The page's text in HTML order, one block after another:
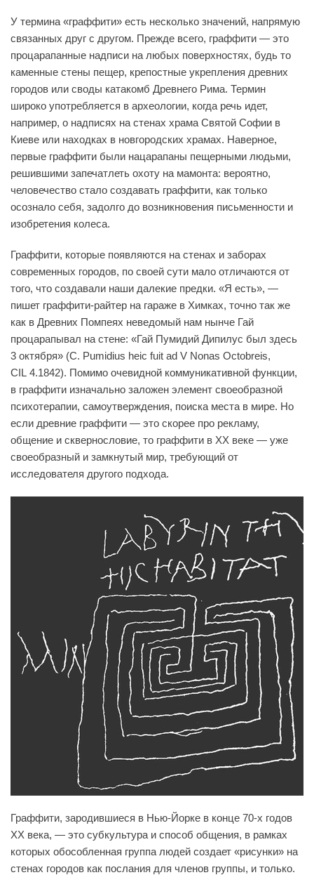
У термина «граффити» есть несколько значений, напрямую
связанных друг с другом. Прежде всего, граффити — это
процарапанные надписи на любых поверхностях, будь то
каменные стены пещер, крепостные укрепления древних
городов или своды катакомб Древнего Рима. Термин
широко употребляется в археологии, когда речь идет,
например, о надписях на стенах храма Святой Софии в
Киеве или находках в новгородских храмах. Наверное,
первые граффити были нацарапаны пещерными людьми,
решившими запечатлеть охоту на мамонта: вероятно,
человечество стало создавать граффити, как только
осознало себя, задолго до возникновения письменности и
изобретения колеса.
Граффити, которые появляются на стенах и заборах
современных городов, по своей сути мало отличаются от
того, что создавали наши далекие предки. «Я есть», —
пишет граффити-райтер на гараже в Химках, точно так же
как в Древних Помпеях неведомый нам нынче Гай
процарапывал на стене: «Гай Пумидий Дипилус был здесь
3 октября» (C. Pumidius heic fuit ad V Nonas Octobreis,
CIL 4.1842). Помимо очевидной коммуникативной функции,
в граффити изначально заложен элемент своеобразной
психотерапии, самоутверждения, поиска места в мире. Но
если древние граффити — это скорее про рекламу,
общение и сквернословие, то граффити в XX веке — уже
своеобразный и замкнутый мир, требующий от
исследователя другого подхода.
Граффити, зародившиеся в Нью-Йорке в конце 70-х годов
XX века, — это субкультура и способ общения, в рамках
которых обособленная группа людей создает «рисунки» на
стенах городов как послания для членов группы, и только.